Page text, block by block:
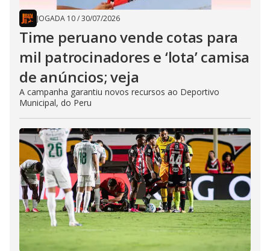
JOGADA 10/30/07/2026
Time peruano vende cotas para
mil patrocinadores e ‘lota’ camisa
de anúncios; veja
A campanha garantiu novos recursos ao Deportivo
Municipal, do Peru